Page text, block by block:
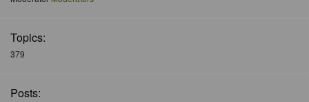
Topics:
379
Posts: